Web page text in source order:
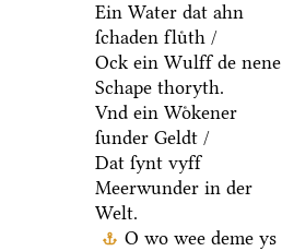
Ein Water dat ahn
ſchaden fluͤth /
Ock ein Wulff de nene
Schape thoryth.
Vnd ein Woͤkener
ſunder Geldt /
Dat ſynt vyff
Meerwunder in der
Welt.
O wo wee deme ys